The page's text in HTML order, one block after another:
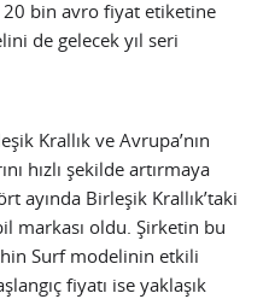
20 bin avro fiyat etiketine
de gelecek yıl seri
Krallık ve Avrupa’nın
hızlı şekilde artırmaya
ayında Birleşik Krallık’taki
markası oldu. Şirketin bu
Surf modelinin etkili
fiyatı ise yaklaşık